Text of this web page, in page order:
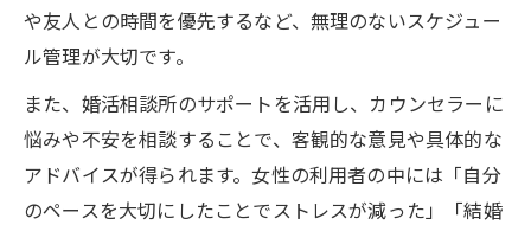
や友人との時間を優先するなど、無理のないスケジュー
ル管理が大切です。
また、婚活相談所のサポートを活用し、カウンセラーに
悩みや不安を相談することで、客観的な意見や具体的な
アドバイスが得られます。女性の利用者の中には「自分
のペースを大切にしたことでストレスが減った」「結婚